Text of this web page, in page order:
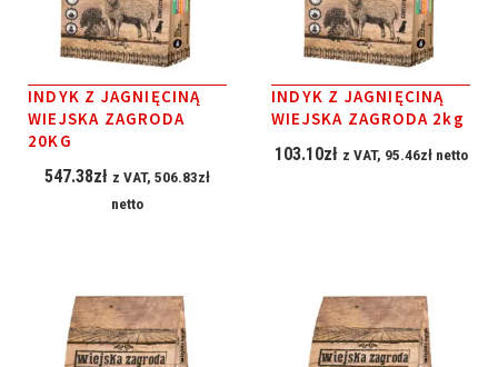
INDYK Z JAGNIĘCINĄ
WIEJSKA ZAGRODA
20KG
547.38zł z VAT, 506.83zł
netto
INDYK Z JAGNIĘCINĄ
WIEJSKA ZAGRODA 2kg
103.10zł z VAT, 95.46złnetto